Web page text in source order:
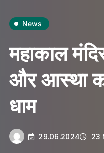
News
महाकाल
और आस्था
धाम
29.06.2024 23